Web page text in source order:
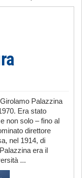
Palazzina
Era stato
non solo – fino al
direttore
nel 1914, di
era il
...